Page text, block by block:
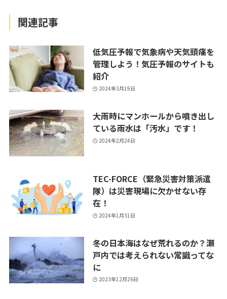
関連記事
低気圧予報で気象病や天気頭痛を
管理しよう！気圧予報のサイトも
紹介
2024年3月19日
大雨時にマンホールから噴き出し
ている雨水は「汚水」です！
2024年2月24日
TEC-FORCE（緊急災害対策派遣
隊）は災害現場に欠かせない存
在！
2024年1月31日
冬の日本海はなぜ荒れるのか？瀬
戸内では考えられない常識ってな
に
2023年12月26日